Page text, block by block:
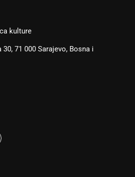
kulture
30, 71 000 Sarajevo, Bosna i